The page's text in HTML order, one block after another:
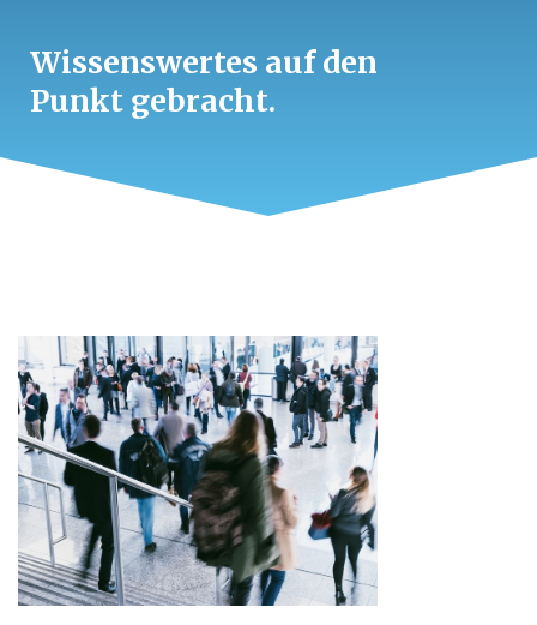
Wissenswertes auf den
Punkt gebracht.